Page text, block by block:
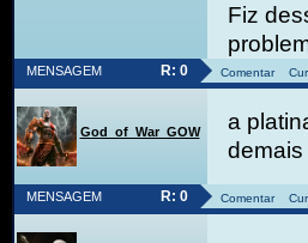
Fiz
MENSAGEM R: 0 Comentar
God_of_War_GOW
a
demais
MENSAGEM R: 0 Comentar